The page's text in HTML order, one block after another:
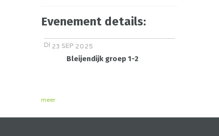
Evenement details:
DI 23 SEP 2025
Bleijendijk groep 1-2
meer